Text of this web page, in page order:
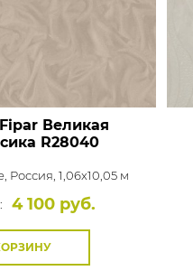
Великая
R28040
Россия, 1,06x10,05 м
4 100 руб.